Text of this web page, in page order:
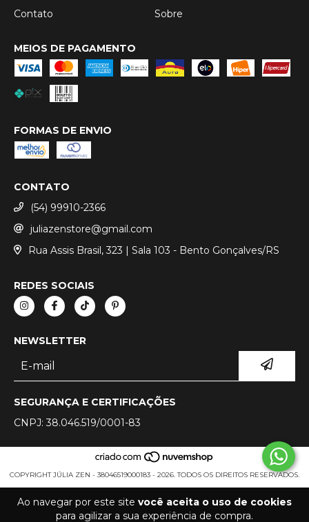
Ao navegar por este site você aceita o uso de cookies
para agilizar a sua experiência de compra.
Contato Sobre
MEIOS DE PAGAMENTO
FORMAS DE ENVIO
CONTATO
(54) 99910-2366
juliazenstore@gmail.com
Rua Assis Brasil, 323 | Sala 103 - Bento Gonçalves/RS
REDES SOCIAIS
NEWSLETTER
SEGURANÇA E CERTIFICAÇÕES
CNPJ: 38.046.519/0001-83
COPYRIGHT JÚLIA ZEN - 38046519000183 - 2026. TODOS OS DIREITOS RESERVADOS.